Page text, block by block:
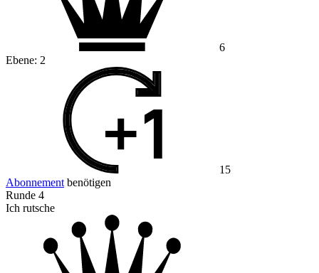
6
Ebene: 2
15
Abonnement benötigen
Runde 4
Ich rutsche